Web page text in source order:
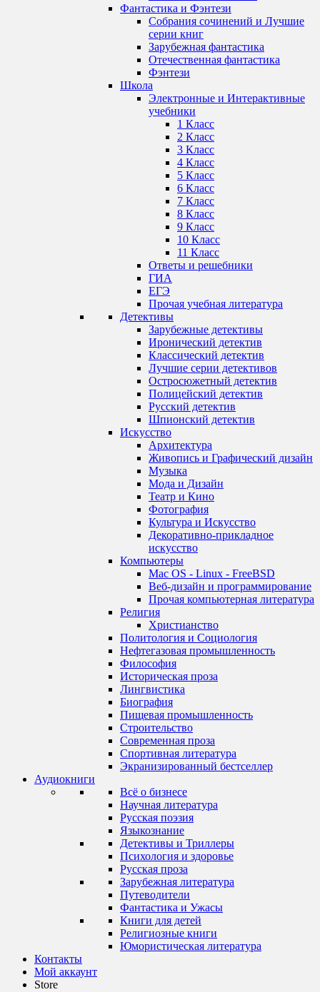
Фантастика и Фэнтези
Собрания сочинений и Лучшие
серии книг
Зарубежная фантастика
Отечественная фантастика
Фэнтези
Школа
Электронные и Интерактивные
учебники
1 Класс
2 Класс
3 Класс
4 Класс
5 Класс
6 Класс
7 Класс
8 Класс
9 Класс
10 Класс
11 Класс
Ответы и решебники
ГИА
ЕГЭ
Прочая учебная литература
Детективы
Зарубежные детективы
Иронический детектив
Классический детектив
Лучшие серии детективов
Остросюжетный детектив
Полицейский детектив
Русский детектив
Шпионский детектив
Искусство
Архитектура
Живопись и Графический дизайн
Музыка
Мода и Дизайн
Театр и Кино
Фотография
Культура и Искусство
Декоративно-прикладное
искусство
Компьютеры
Mac OS - Linux - FreeBSD
Веб-дизайн и программирование
Прочая компьютерная литература
Религия
Христианство
Политология и Социология
Нефтегазовая промышленность
Философия
Историческая проза
Лингвистика
Биография
Пищевая промышленность
Строительство
Современная проза
Спортивная литература
Экранизированный бестселлер
Аудиокниги
Всё о бизнесе
Научная литература
Русская поэзия
Языкознание
Детективы и Триллеры
Психология и здоровье
Русская проза
Зарубежная литература
Путеводители
Фантастика и Ужасы
Книги для детей
Религиозные книги
Юмористическая литература
Контакты
Мой аккаунт
Store